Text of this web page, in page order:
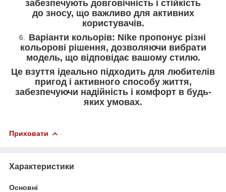
забезпечують довговічність і стійкість
до зносу, що важливо для активних
користувачів.
Варіанти кольорів: Nike пропонує різні
кольорові рішення, дозволяючи вибрати
модель, що відповідає вашому стилю.
Це взуття ідеально підходить для любителів
пригод і активного способу життя,
забезпечуючи надійність і комфорт в будь-
яких умовах.
Приховати
Характеристики
Основні